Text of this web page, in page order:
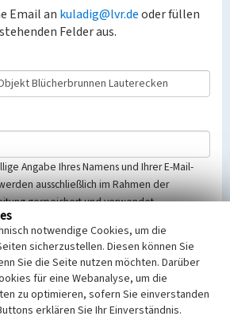
Email an kuladig@lvr.deoder füllen
Felder aus.
Angabe Ihres Namens und Ihrer E-Mail-
ausschließlich im Rahmen der
gespeichert und verwendet.
diese entsprechend der Vorschriften des
Datenschutzgesetzes NRW und der seit
Europäischen Datenschutzgrundverordnung
behandelt, beachten Sie bitte unsere
notwendige Cookies, um die
sicherzustellen. Diesen können Sie
Sie die Seite nutzen möchten. Darüber
für eine Webanalyse, um die
zu optimieren, sofern Sie einverstanden
erklären Sie Ihr Einverständnis.